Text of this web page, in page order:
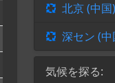
北京 (中国)
深セン (中
気候を探る: